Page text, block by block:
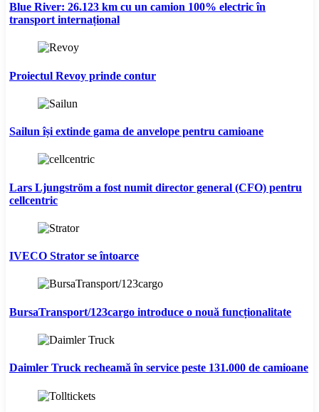
Blue River: 26.123 km cu un camion 100% electric în
transport internațional
Proiectul Revoy prinde contur
Sailun își extinde gama de anvelope pentru camioane
Lars Ljungström a fost numit director general (CFO) pentru
cellcentric
IVECO Strator se întoarce
BursaTransport/123cargo introduce o nouă funcționalitate
Daimler Truck recheamă în service peste 131.000 de camioane